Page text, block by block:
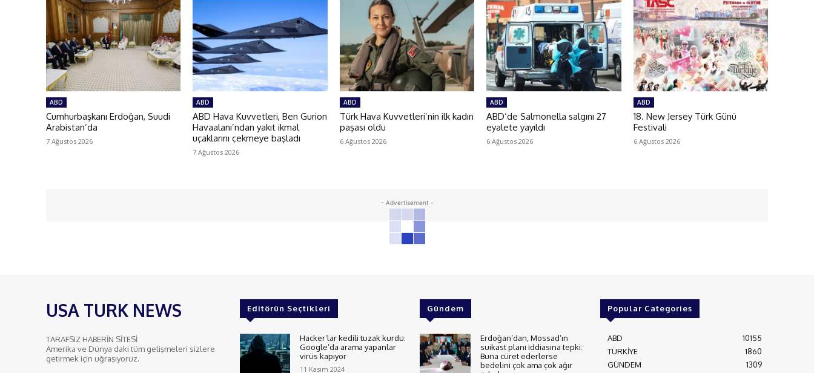
ABD
Cumhurbaşkanı Erdoğan, Suudi
Arabistan’da
7 Ağustos 2026
ABD
ABD Hava Kuvvetleri, Ben Gurion
Havaalanı’ndan yakıt ikmal
uçaklarını çekmeye başladı
7 Ağustos 2026
ABD
Türk Hava Kuvvetleri’nin ilk kadın
paşası oldu
6 Ağustos 2026
ABD
ABD’de Salmonella salgını 27
eyalete yayıldı
6 Ağustos 2026
ABD
18. New Jersey Türk Günü
Festivali
6 Ağustos 2026
- Advertisement -
USA TURK NEWS
TARAFSIZ HABERİN SİTESİ
Amerika ve Dünya daki tüm gelişmeleri sizlere
getirmek için uğraşıyoruz.
Editörün Seçtikleri
Hacker’lar kedili tuzak kurdu:
Google’da arama yapanlar
virüs kapıyor
11 Kasım 2024
Gündem
Erdoğan’dan, Mossad’ın
suikast planı iddiasına tepki:
Buna cüret ederlerse
bedelini çok ama çok ağır
Popular Categories
ABD
10155
TÜRKİYE
1860
GÜNDEM
1309